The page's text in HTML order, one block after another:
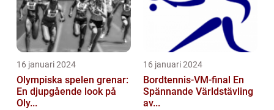
16 januari 2024
Olympiska spelen grenar:
En djupgående look på
Oly...
16 januari 2024
Bordtennis-VM-final En
Spännande Världstävling
av...